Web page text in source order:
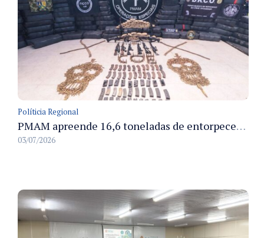
Políticia Regional
PMAM apreende 16,6 toneladas de entorpecentes e registra aumento nas prisões em flagrante e nas capturas de foragidos no primeiro semestre de 2026
03/07/2026